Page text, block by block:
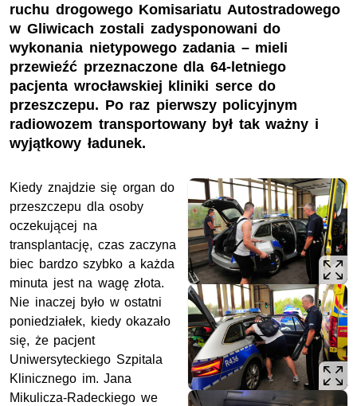
ruchu drogowego Komisariatu Autostradowego
w Gliwicach zostali zadysponowani do
wykonania nietypowego zadania – mieli
przewieźć przeznaczone dla 64-letniego
pacjenta wrocławskiej kliniki serce do
przeszczepu. Po raz pierwszy policyjnym
radiowozem transportowany był tak ważny i
wyjątkowy ładunek.
Kiedy znajdzie się organ do
przeszczepu dla osoby
oczekującej na
transplantację, czas zaczyna
biec bardzo szybko a każda
minuta jest na wagę złota.
Nie inaczej było w ostatni
poniedziałek, kiedy okazało
się, że pacjent
Uniwersyteckiego Szpitala
Klinicznego im. Jana
Mikulicza-Radeckiego we